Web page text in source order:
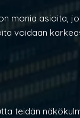
monia asioita,
voidaan
teidän